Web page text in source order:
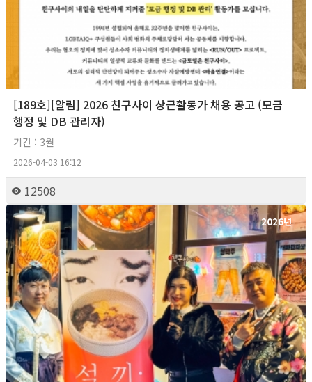
[189호][알림] 2026 친구사이 상근활동가 채용 공고 (모금
행정 및 DB 관리자)
기간 : 3월
2026-04-03 16:12
12508
2026년